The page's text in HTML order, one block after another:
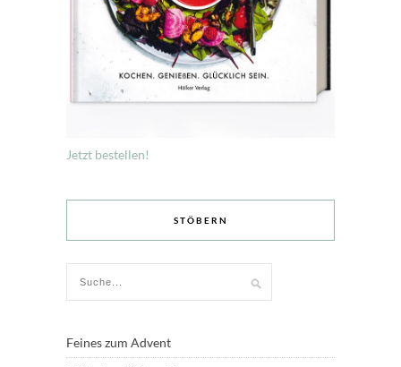
Jetzt bestellen!
STÖBERN
Feines zum Advent